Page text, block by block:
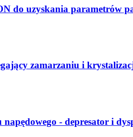
do uzyskania parametrów
zamarzaniu i
- depresator i